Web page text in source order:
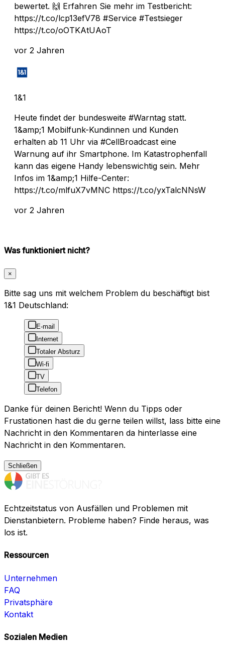
bewertet. 🙌 Erfahren Sie mehr im Testbericht:
https://t.co/lcp13efV78 #Service #Testsieger
https://t.co/oOTKAtUAoT
vor 2 Jahren
1&1
Heute findet der bundesweite #Warntag statt.
1&amp;1 Mobilfunk-Kundinnen und Kunden
erhalten ab 11 Uhr via #CellBroadcast eine
Warnung auf ihr Smartphone. Im Katastrophenfall
kann das eigene Handy lebenswichtig sein. Mehr
Infos im 1&amp;1 Hilfe-Center:
https://t.co/mlfuX7vMNC https://t.co/yxTalcNNsW
vor 2 Jahren
Was funktioniert nicht?
×
Bitte sag uns mit welchem Problem du beschäftigt bist
1&1 Deutschland:
E-mail
Internet
Totaler Absturz
Wi-fi
TV
Telefon
Danke für deinen Bericht! Wenn du Tipps oder
Frustationen hast die du gerne teilen willst, lass bitte eine
Nachricht in den Kommentaren da hinterlasse eine
Nachricht in den Kommentaren.
Schließen
Echtzeitstatus von Ausfällen und Problemen mit
Dienstanbietern. Probleme haben? Finde heraus, was
los ist.
Ressourcen
Unternehmen
FAQ
Privatsphäre
Kontakt
Sozialen Medien